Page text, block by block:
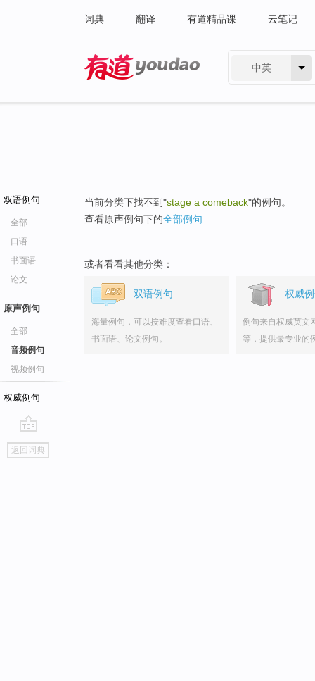
词典 翻译 有道精品课 云笔记
中英
双语例句
全部
口语
书面语
论文
原声例句
全部
音频例句
视频例句
权威例句
go
top
返回词典
当前分类下找不到"stage a comeback"的例句。
查看原声例句下的全部例句
或者看看其他分类：
双语例句
海量例句，可以按难度查看口语、
书面语、论文例句。
权威
例句来自权威英文
等，提供最专业的